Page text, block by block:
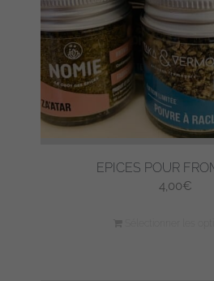
EPICES POUR
4,00€